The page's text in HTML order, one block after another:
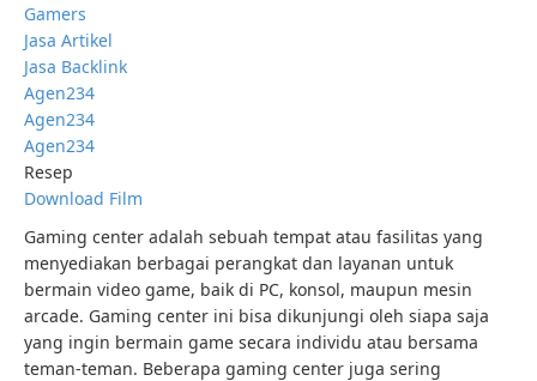
Gamers
Jasa Artikel
Jasa Backlink
Agen234
Agen234
Agen234
Resep
Download Film
Gaming center adalah sebuah tempat atau fasilitas yang
menyediakan berbagai perangkat dan layanan untuk
bermain video game, baik di PC, konsol, maupun mesin
arcade. Gaming center ini bisa dikunjungi oleh siapa saja
yang ingin bermain game secara individu atau bersama
teman-teman. Beberapa gaming center juga sering